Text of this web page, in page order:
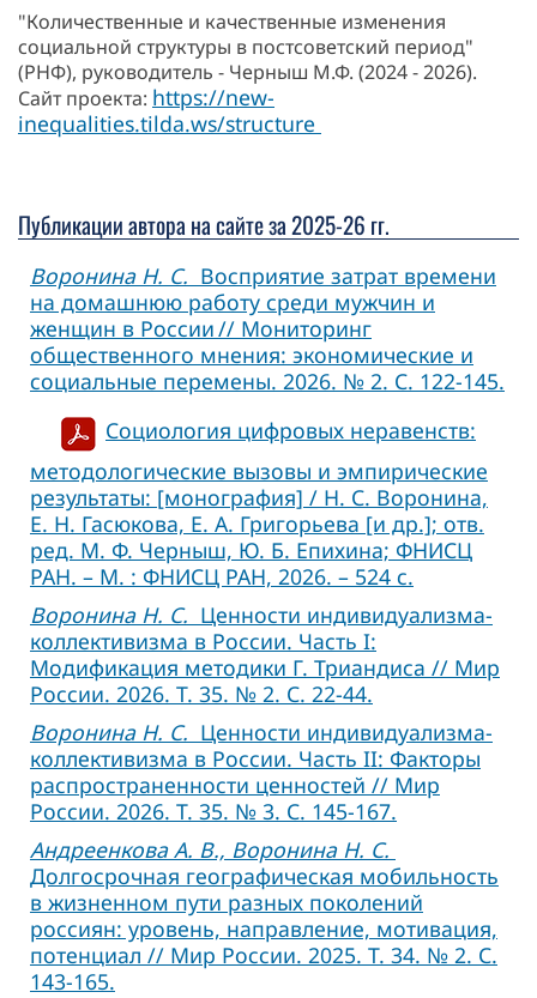
"Количественные и качественные изменения
социальной структуры в постсоветский период"
(РНФ), руководитель - Черныш М.Ф. (2024 - 2026).
Сайт проекта: https://new-
inequalities.tilda.ws/structure
Публикации автора на сайте за 2025-26 гг.
Воронина Н. С. Восприятие затрат времени
на домашнюю работу среди мужчин и
женщин в России // Мониторинг
общественного мнения: экономические и
социальные перемены. 2026. № 2. С. 122-145.
Социология цифровых неравенств:
методологические вызовы и эмпирические
результаты: [монография] / Н. С. Воронина,
Е. Н. Гасюкова, Е. А. Григорьева [и др.]; отв.
ред. М. Ф. Черныш, Ю. Б. Епихина; ФНИСЦ
РАН. – М. : ФНИСЦ РАН, 2026. – 524 с.
Воронина Н. С. Ценности индивидуализма-
коллективизма в России. Часть I:
Модификация методики Г. Триандиса // Мир
России. 2026. Т. 35. № 2. С. 22-44.
Воронина Н. С. Ценности индивидуализма-
коллективизма в России. Часть II: Факторы
распространенности ценностей // Мир
России. 2026. Т. 35. № 3. С. 145-167.
Андреенкова А. В., Воронина Н. С.
Долгосрочная географическая мобильность
в жизненном пути разных поколений
россиян: уровень, направление, мотивация,
потенциал // Мир России. 2025. Т. 34. № 2. С.
143-165.